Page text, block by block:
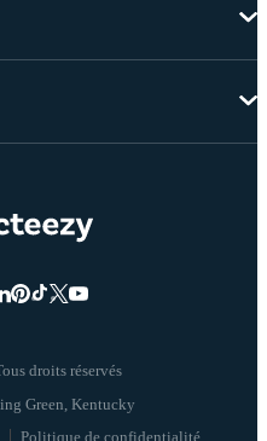
droits réservés
Politique de confidentialité